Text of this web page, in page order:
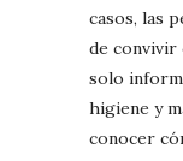
casos, las
de convivir
solo
higiene y
conocer